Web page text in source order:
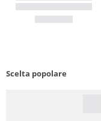
Scelta popolare